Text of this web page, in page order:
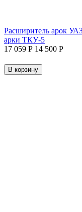
Расширитель арок
арки ТКУ-5
17 059 Р 14 500 Р
В корзину